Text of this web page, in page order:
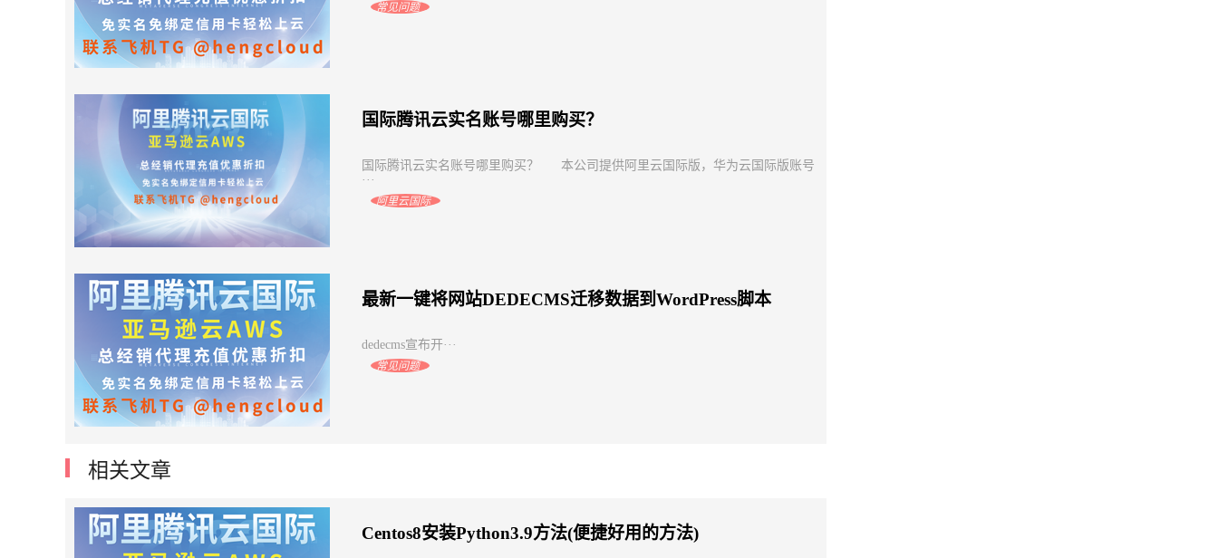
常见问题
国际腾讯云实名账号哪里购买？
国际腾讯云实名账号哪里购买？ 本公司提供阿里云国际版，华为云国际版账号
···
阿里云国际
最新一键将网站DEDECMS迁移数据到WordPress脚本
dedecms宣布开···
常见问题
相关文章
Centos8安装Python3.9方法(便捷好用的方法)